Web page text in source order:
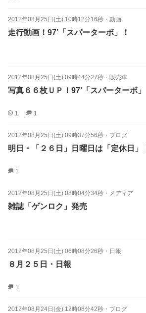
2012年08月25日(土) 10時12分16秒 ・ 動画
走行動画！97’「スパーターボ」！
2012年08月25日(土) 09時44分27秒 ・ 販売車
写真６６枚ＵＰ！97’「スパーターボ」
1 1
2012年08月25日(土) 09時37分56秒 ・ ブログ
明日・「２６日」日曜日は「定休日」
1
2012年08月25日(土) 08時04分34秒 ・ メディア
雑誌「ゲンロク」発売
2012年08月25日(土) 06時08分26秒 ・ 日報
８月２５日・日報
1
2012年08月24日(金) 12時08分42秒 ・ ブログ